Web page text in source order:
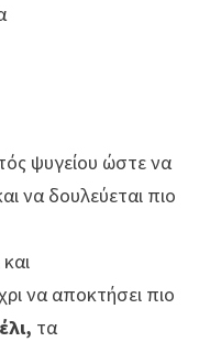
ψυγείου ώστε να
να δουλεύεται πιο
να αποκτήσει πιο
τα